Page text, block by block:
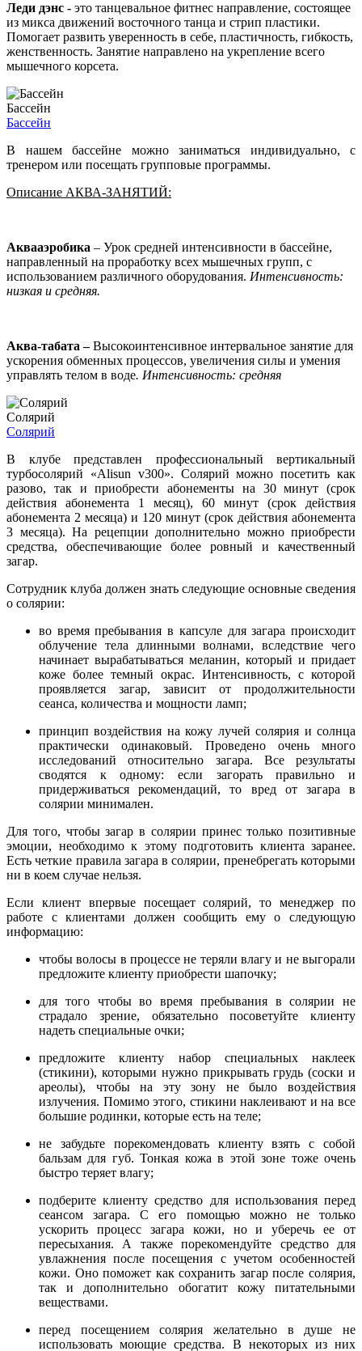
Леди дэнс - это танцевальное фитнес направление, состоящее
из микса движений восточного танца и стрип пластики.
Помогает развить уверенность в себе, пластичность, гибкость,
женственность. Занятие направлено на укрепление всего
мышечного корсета.
Бассейн
Бассейн
В нашем бассейне можно заниматься индивидуально, с
тренером или посещать групповые программы.
Описание АКВА-ЗАНЯТИЙ:
Аквааэробика – Урок средней интенсивности в бассейне,
направленный на проработку всех мышечных групп, с
использованием различного оборудования. Интенсивность:
низкая и средняя.
Aква-табата –Высокоинтенсивное интервальное занятие для
ускорения обменных процессов, увеличения силы и умения
управлять телом в воде. Интенсивность: средняя
Солярий
Солярий
В клубе представлен профессиональный вертикальный
турбосолярий «Alisun v300». Солярий можно посетить как
разово, так и приобрести абонементы на 30 минут (срок
действия абонемента 1 месяц), 60 минут (срок действия
абонемента 2 месяца) и 120 минут (срок действия абонемента
3 месяца). На рецепции дополнительно можно приобрести
средства, обеспечивающие более ровный и качественный
загар.
Сотрудник клуба должен знать следующие основные сведения
о солярии:
во время пребывания в капсуле для загара происходит
облучение тела длинными волнами, вследствие чего
начинает вырабатываться меланин, который и придает
коже более темный окрас. Интенсивность, с которой
проявляется загар, зависит от продолжительности
сеанса, количества и мощности ламп;
принцип воздействия на кожу лучей солярия и солнца
практически одинаковый. Проведено очень много
исследований относительно загара. Все результаты
сводятся к одному: если загорать правильно и
придерживаться рекомендаций, то вред от загара в
солярии минимален.
Для того, чтобы загар в солярии принес только позитивные
эмоции, необходимо к этому подготовить клиента заранее.
Есть четкие правила загара в солярии, пренебрегать которыми
ни в коем случае нельзя.
Если клиент впервые посещает солярий, то менеджер по
работе с клиентами должен сообщить ему о следующую
информацию:
чтобы волосы в процессе не теряли влагу и не выгорали
предложите клиенту приобрести шапочку;
для того чтобы во время пребывания в солярии не
страдало зрение, обязательно посоветуйте клиенту
надеть специальные очки;
предложите клиенту набор специальных наклеек
(стикини), которыми нужно прикрывать грудь (соски и
ареолы), чтобы на эту зону не было воздействия
излучения. Помимо этого, стикини наклеивают и на все
большие родинки, которые есть на теле;
не забудьте порекомендовать клиенту взять с собой
бальзам для губ. Тонкая кожа в этой зоне тоже очень
быстро теряет влагу;
подберите клиенту средство для использования перед
сеансом загара. С его помощью можно не только
ускорить процесс загара кожи, но и уберечь ее от
пересыхания. А также порекомендуйте средство для
увлажнения после посещения с учетом особенностей
кожи. Оно поможет как сохранить загар после солярия,
так и дополнительно обогатит кожу питательными
веществами.
перед посещением солярия желательно в душе не
использовать моющие средства. В некоторых из них